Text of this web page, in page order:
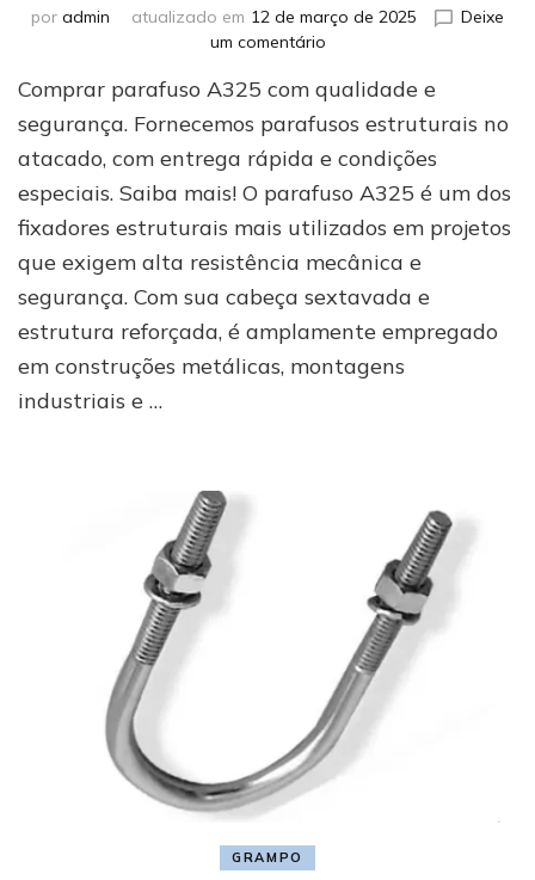
por admin atualizado em 12 de março de 2025
Deixe
um comentárioem
parafuso
A325
da
fábrica
com
qualidade
garantida
Comprar parafuso A325 com qualidade e
segurança. Fornecemos parafusos estruturais no
atacado, com entrega rápida e condições
especiais. Saiba mais! O parafuso A325 é um dos
fixadores estruturais mais utilizados em projetos
que exigem alta resistência mecânica e
segurança. Com sua cabeça sextavada e
estrutura reforçada, é amplamente empregado
em construções metálicas, montagens
industriais e …
GRAMPO